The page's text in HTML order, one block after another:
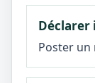
Déclarer
Poster un